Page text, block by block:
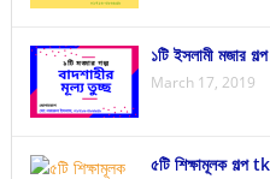
১টি ইসলামী মজার
March 17, 2019
৫টি শিক্ষামূলক